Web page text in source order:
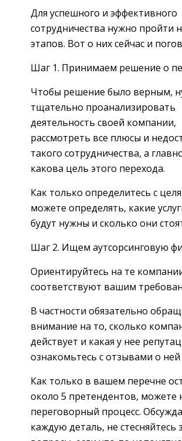
Для успешного и эффективного
сотрудничества нужно пройти
этапов. Вот о них сейчас и
Шаг 1. Принимаем решение о
Чтобы решение было верным,
тщательно проанализировать
деятельность своей компании,
рассмотреть все плюсы и
такого сотрудничества, а
какова цель этого перехода.
Как только определитесь с
можете определять, какие
будут нужны и сколько они
Шаг 2. Ищем аутсорсинговую
Ориентируйтесь на те
соответствуют вашим
В частности обязательно
внимание на то, сколько
действует и какая у нее
ознакомьтесь с отзывами о ней
Как только в вашем перечне
около 5 претендентов, можете
переговорный процесс.
каждую деталь, не стесняйтесь